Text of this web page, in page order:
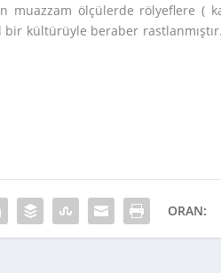
muazzam ölçülerde rölyeflere (
bir kültürüyle beraber
ORAN: